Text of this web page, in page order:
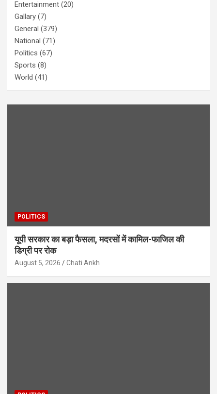
Entertainment (20)
Gallary (7)
General (379)
National (71)
Politics (67)
Sports (8)
World (41)
POLITICS
यूपी सरकार का बड़ा फैसला, मदरसों में कामिल-फाजिल की
डिग्री पर रोक
August 5, 2026 Chati Ankh